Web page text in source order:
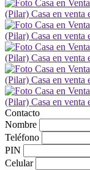
Contacto
Nombre
Teléfono
PIN
Celular